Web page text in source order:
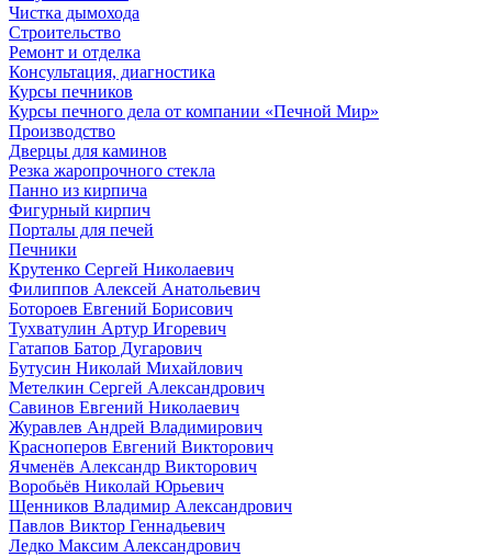
Чистка дымохода
Строительство
Ремонт и отделка
Консультация, диагностика
Курсы печников
Курсы печного дела от компании «Печной Мир»
Производство
Дверцы для каминов
Резка жаропрочного стекла
Панно из кирпича
Фигурный кирпич
Порталы для печей
Печники
Крутенко Сергей Николаевич
Филиппов Алексей Анатольевич
Ботороев Евгений Борисович
Тухватулин Артур Игоревич
Гатапов Батор Дугарович
Бутусин Николай Михайлович
Метелкин Сергей Александрович
Савинов Евгений Николаевич
Журавлев Андрей Владимирович
Красноперов Евгений Викторович
Ячменёв Александр Викторович
Воробьёв Николай Юрьевич
Щенников Владимир Александрович
Павлов Виктор Геннадьевич
Ледко Максим Александрович